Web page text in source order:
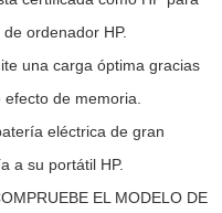
ordenador HP.
una carga óptima gracias
de memoria.
eléctrica de gran
a su portátil HP.
EL MODELO DE